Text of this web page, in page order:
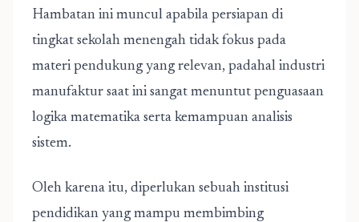
Hambatan ini muncul apabila persiapan di
tingkat sekolah menengah tidak fokus pada
materi pendukung yang relevan, padahal industri
manufaktur saat ini sangat menuntut penguasaan
logika matematika serta kemampuan analisis
sistem.
Oleh karena itu, diperlukan sebuah institusi
pendidikan yang mampu membimbing